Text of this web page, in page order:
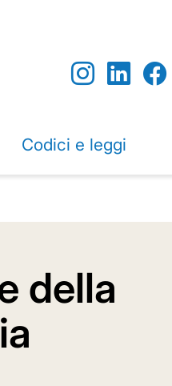
Codici e leggi
della